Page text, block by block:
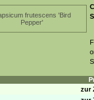
zur